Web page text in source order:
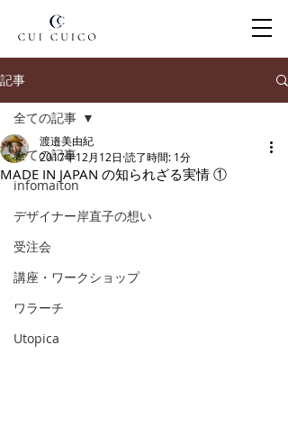
記事
全ての記事
infomaiton
デザイナー岸直子の想い
受注会
講座・ワークショップ
ワラーチ
Utopica
全ての記事
MADE IN JAPAN の知られざる実情 ①
渡邉美由紀
2017年12月12日 読了時間: 1分